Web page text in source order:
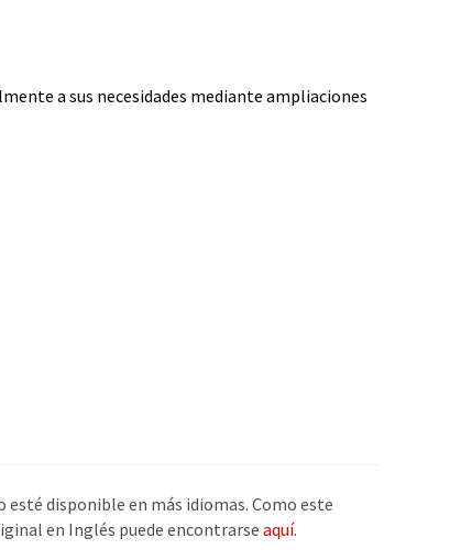
a sus necesidades mediante ampliaciones
disponible en más idiomas. Como este
en Inglés puede encontrarse aquí.